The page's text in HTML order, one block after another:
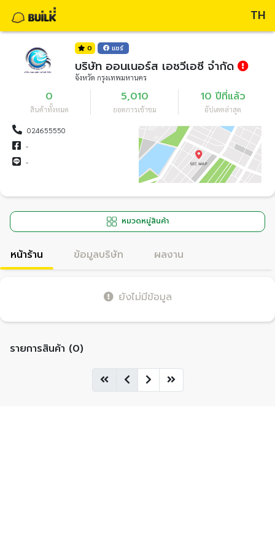
TH
0 แชร์
บริษัท ออนเนอร์ส เอชวีเอซี จำกัด
จังหวัด กรุงเทพมหานคร
0
สินค้าทั้งหมด
5,010
ยอดการเข้าชม
10 ปีที่แล้ว
อัปเดตล่าสุด
024655550
-
-
หมวดหมู่สินค้า
หน้าร้าน ข้อมูลบริษัท ผลงาน
ยังไม่มีข้อมูล
รายการสินค้า (0)